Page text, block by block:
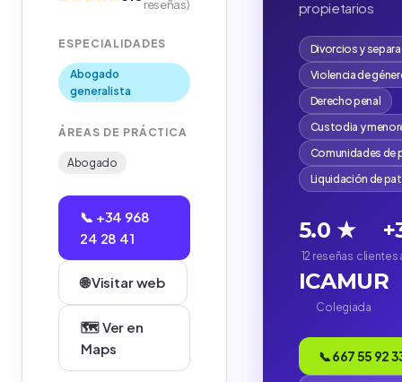
reseñas)
ESPECIALIDADES
Abogado
generalista
ÁREAS DE PRÁCTICA
Abogado
📞 +34 968
24 28 41
🌐 Visitar web
🗺️ Ver en
Maps
propietarios
Divorcios y
Violencia de
Derecho penal
Custodia y
Comunidades de
Liquidación de
5.0 ★
12 reseñas clientes
ICAMUR
Colegiada
📞 667 55 92